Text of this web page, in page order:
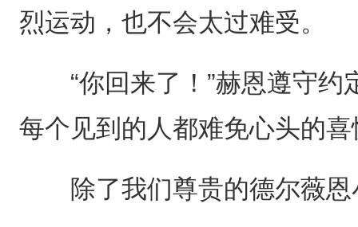
烈运动，也不会太过难受。
“你回来了！”赫恩遵守约
每个见到的人都难免心头的喜
除了我们尊贵的德尔薇恩